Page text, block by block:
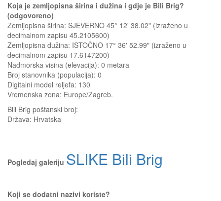
Koja je zemljopisna širina i dužina i gdje je Bili Brig?
(odgovoreno)
Zemljopisna širina: SJEVERNO 45° 12' 38.02" (izraženo u
decimalnom zapisu 45.2105600)
Zemljopisna dužina: ISTOČNO 17° 36' 52.99" (izraženo u
decimalnom zapisu 17.6147200)
Nadmorska visina (elevacija): 0 metara
Broj stanovnika (populacija): 0
Digitalni model reljefa: 130
Vremenska zona: Europe/Zagreb.
Bili Brig poštanski broj:
Država: Hrvatska
Pogledaj galeriju SLIKE Bili Brig
Koji se dodatni nazivi koriste?